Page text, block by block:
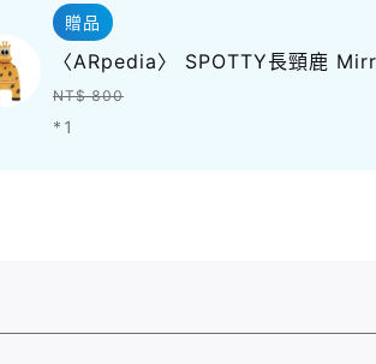
贈品
〈ARpedia〉 SPOTTY長頸鹿
NT$ 800
*1